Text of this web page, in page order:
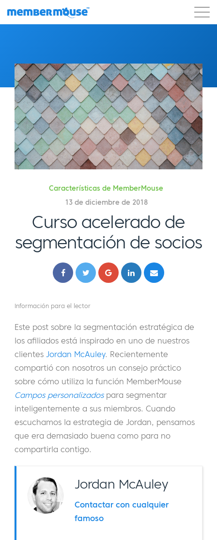
Características de MemberMouse
13 de diciembre de 2018
Curso acelerado de
segmentación de socios
Información para el lector
Este post sobre la segmentación estratégica de
los afiliados está inspirado en uno de nuestros
clientes Jordan McAuley. Recientemente
compartió con nosotros un consejo práctico
sobre cómo utiliza la función MemberMouse
Campos personalizadospara segmentar
inteligentemente a sus miembros. Cuando
escuchamos la estrategia de Jordan, pensamos
que era demasiado buena como para no
compartirla contigo.
Jordan McAuley
Contactar con cualquier
famoso